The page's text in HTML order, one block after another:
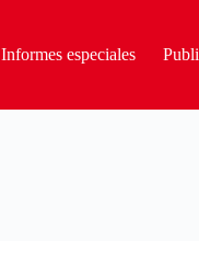
Informes especiales